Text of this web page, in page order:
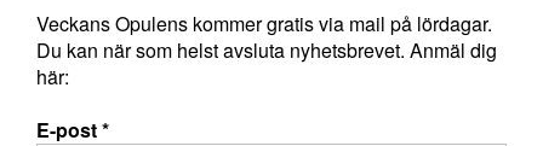
Veckans Opulens kommer gratis via mail på lördagar.
Du kan när som helst avsluta nyhetsbrevet. Anmäl dig
här:
E-post*